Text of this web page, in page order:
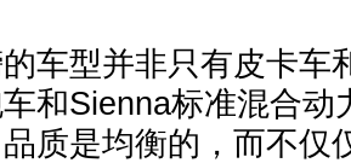
型并非只有皮卡车
和Sienna标准混合动
质是均衡的，而不仅